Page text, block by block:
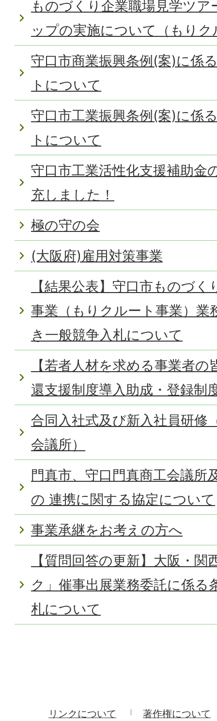
ものづくり企業職場見学ツ
ップの実施について（もりク
守口市商業振興条例(案)に係
トについて
守口市工業振興条例(案)に係
トについて
守口市工業活性化支援補助金
充しました！
極の守の会
(大阪府)雇用対策事業
【結果公表】守口市ものづ
事業（もりクルート事業）業
き一般競争入札について
【若者人材を求める事業者
還支援制度導入助成・登録制
合同入社式及び新入社員研修
会議所）
門真市、守口門真商工会議所
の 連携に関する協定について
事業承継をお考えの方へ
【質問回答の更新】大阪・
ク」催事出展業務委託に係る
札について
リンクについて
著作権について